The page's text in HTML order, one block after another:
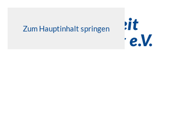
Zum Hauptinhalt springen